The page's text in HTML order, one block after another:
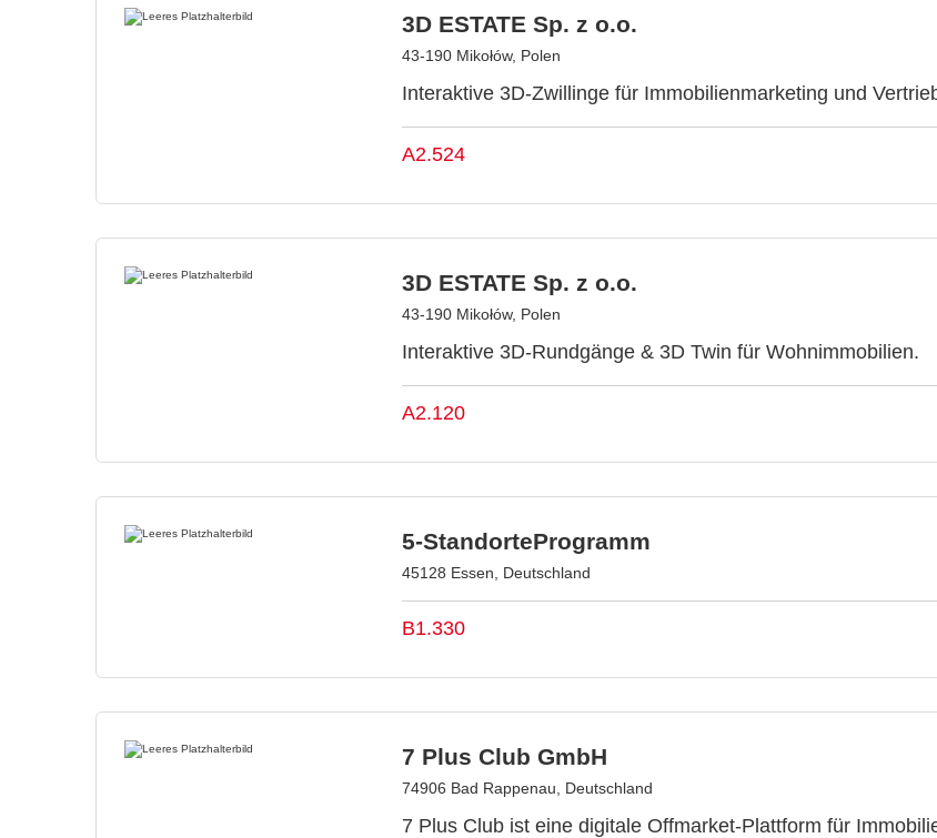
3D ESTATE Sp. z o.o.
43-190 Mikołów, Polen
Interaktive 3D-Zwillinge für Immobilienmarketing und
A2.524
3D ESTATE Sp. z o.o.
43-190 Mikołów, Polen
Interaktive 3D-Rundgänge & 3D Twin für Wohnimmobilien.
A2.120
5-StandorteProgramm
45128 Essen, Deutschland
B1.330
7 Plus Club GmbH
74906 Bad Rappenau, Deutschland
7 Plus Club ist eine digitale Offmarket-Plattform für